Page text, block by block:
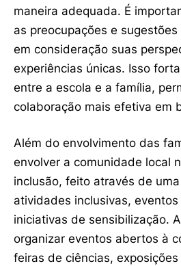
maneira adequada. É
as preocupações e
em consideração suas
experiências únicas. Isso
entre a escola e a família,
colaboração mais efetiva em
Além do envolvimento das
envolver a comunidade local
inclusão, feito através de
atividades inclusivas,
iniciativas de sensibilização.
organizar eventos abertos à
feiras de ciências,